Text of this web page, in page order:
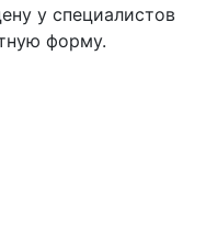
у специалистов
форму.